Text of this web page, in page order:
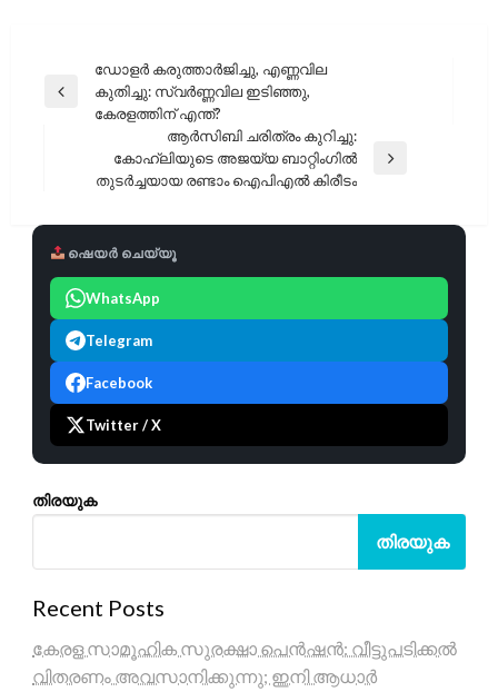
പോസ്റ്റുകളിലൂടെ
Previous
ഡോളർ കരുത്താർജിച്ചു, എണ്ണവില
കുതിച്ചു: സ്വർണ്ണവില ഇടിഞ്ഞു,
കേരളത്തിന് എന്ത്?
ആർ‌സി‌ബി ചരിത്രം കുറിച്ചു:
കോഹ്‌ലിയുടെ അജയ്യ ബാറ്റിംഗിൽ
തുടർച്ചയായ രണ്ടാം ഐ‌പി‌എൽ കിരീടം
ഷെയർ ചെയ്യൂ
WhatsApp
Telegram
Facebook
Twitter / X
തിരയുക
തിരയുക
Recent Posts
കേരള സാമൂഹിക സുരക്ഷാ പെൻഷൻ: വീട്ടുപടിക്കൽ
വിതരണം അവസാനിക്കുന്നു; ഇനി ആധാർ